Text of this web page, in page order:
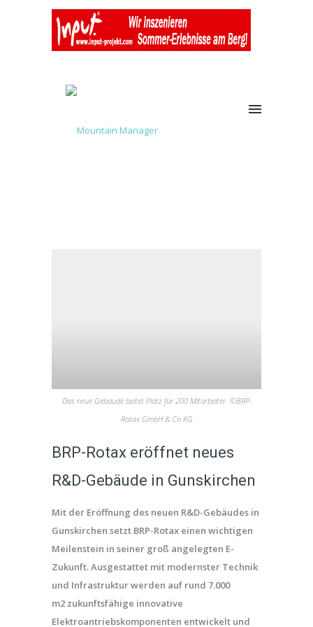
Das neue Gebäude bietet Platz für 200 Mitarbeiter. ©BRP-
Rotax GmbH & Co KG
BRP-Rotax eröffnet neues
R&D-Gebäude in Gunskirchen
Mit der Eröffnung des neuen R&D-Gebäudes in
Gunskirchen setzt BRP-Rotax einen wichtigen
Meilenstein in seiner groß angelegten E-
Zukunft. Ausgestattet mit modernster Technik
und Infrastruktur werden auf rund 7.000
m2 zukunftsfähige innovative
Elektroantriebskomponenten entwickelt und